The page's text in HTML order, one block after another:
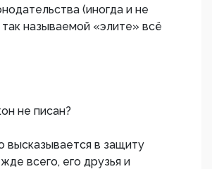
(иногда и не
называемой «элите» всё
не писан?
высказывается в защиту
всего, его друзья и